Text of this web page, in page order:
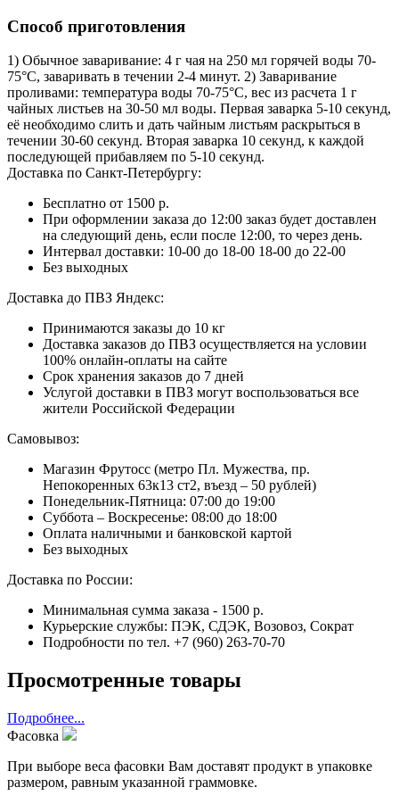
Способ приготовления
1) Обычное заваривание: 4 г чая на 250 мл горячей воды 70-
75°С, заваривать в течении 2-4 минут. 2) Заваривание
проливами: температура воды 70-75°С, вес из расчета 1 г
чайных листьев на 30-50 мл воды. Первая заварка 5-10 секунд,
её необходимо слить и дать чайным листьям раскрыться в
течении 30-60 секунд. Вторая заварка 10 секунд, к каждой
последующей прибавляем по 5-10 секунд.
Доставка по Санкт-Петербургу:
Бесплатно от 1500 р.
При оформлении заказа до 12:00 заказ будет доставлен
на следующий день, если после 12:00, то через день.
Интервал доставки: 10-00 до 18-00 18-00 до 22-00
Без выходных
Доставка до ПВЗ Яндекс:
Принимаются заказы до 10 кг
Доставка заказов до ПВЗ осуществляется на условии
100% онлайн-оплаты на сайте
Срок хранения заказов до 7 дней
Услугой доставки в ПВЗ могут воспользоваться все
жители Российской Федерации
Самовывоз:
Магазин Фрутосс (метро Пл. Мужества, пр.
Непокоренных 63к13 ст2, въезд – 50 рублей)
Понедельник-Пятница: 07:00 до 19:00
Суббота – Воскресенье: 08:00 до 18:00
Оплата наличными и банковской картой
Без выходных
Доставка по России:
Минимальная сумма заказа - 1500 р.
Курьерские службы: ПЭК, СДЭК, Возовоз, Сократ
Подробности по тел. +7 (960) 263-70-70
Просмотренные товары
Подробнее...
Фасовка
При выборе веса фасовки Вам доставят продукт в упаковке
размером, равным указанной граммовке.